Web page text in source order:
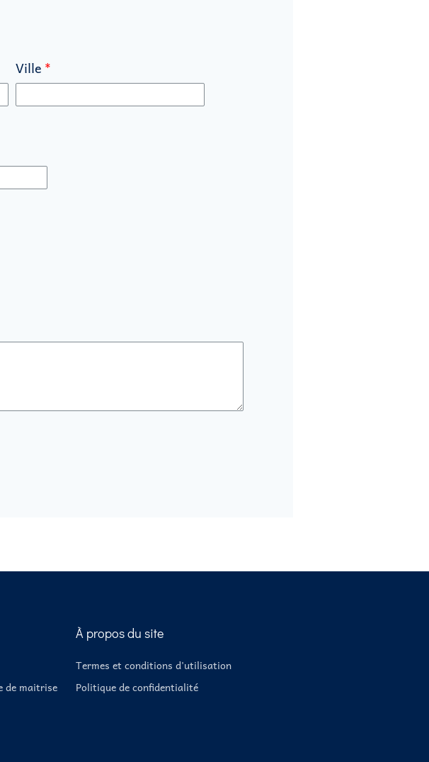
Ville
de maitrise
À propos du site
Termes et conditions d'utilisation
Politique de confidentialité